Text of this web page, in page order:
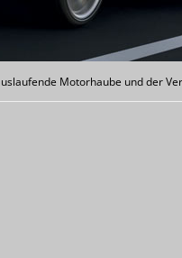
Motorhaube und der